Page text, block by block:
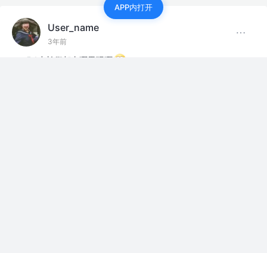
User_name
3年前
5.1小长假都去哪里玩啊
APP内打开